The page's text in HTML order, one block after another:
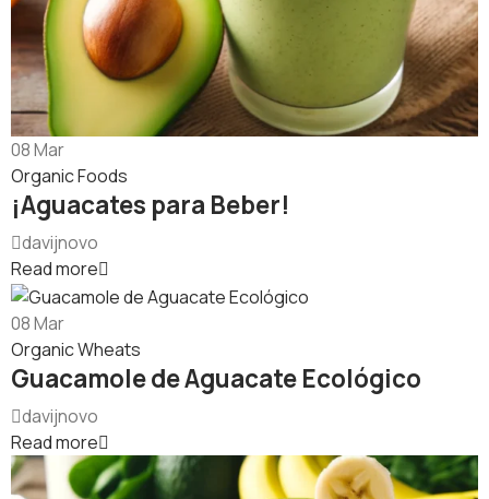
08Mar
Organic Foods
¡Aguacates para Beber!
davijnovo
Read more
08Mar
Organic Wheats
Guacamole de Aguacate Ecológico
davijnovo
Read more